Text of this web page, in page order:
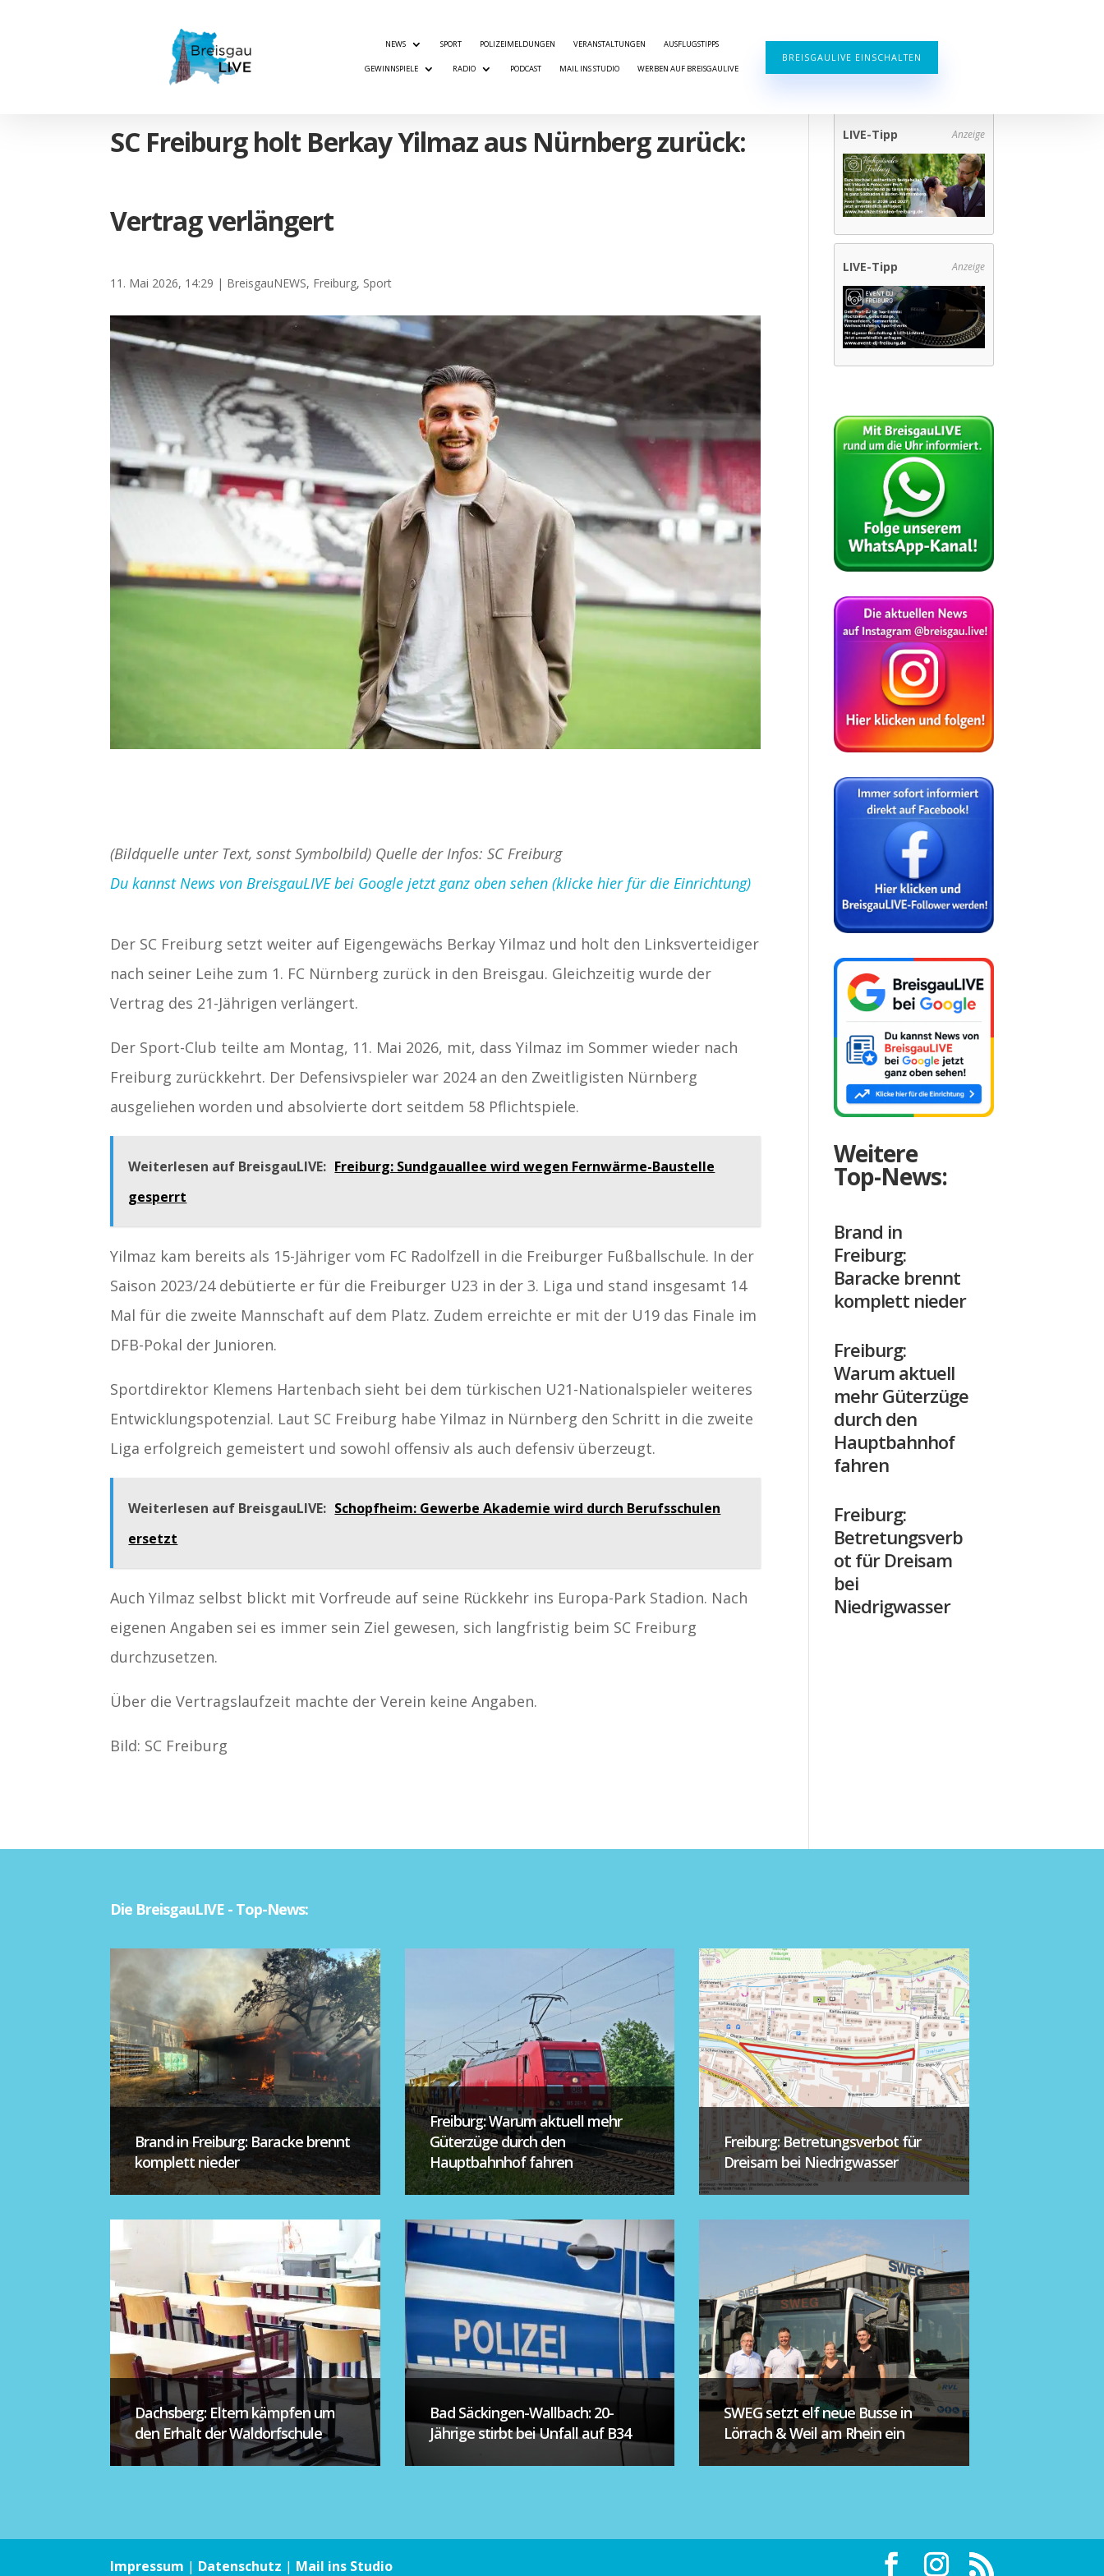
NEWS SPORT POLIZEIMELDUNGEN VERANSTALTUNGEN AUSFLUGSTIPPS
GEWINNSPIELE RADIO PODCAST MAIL INS STUDIO WERBEN AUF BREISGAULIVE
BREISGAULIVE EINSCHALTEN
SC Freiburg holt Berkay Yilmaz aus Nürnberg zurück:
Vertrag verlängert
11. Mai 2026, 14:29 | BreisgauNEWS, Freiburg, Sport
(Bildquelle unter Text, sonst Symbolbild) Quelle der Infos: SC Freiburg
Du kannst News von BreisgauLIVE bei Google jetzt ganz oben sehen (klicke hier für die Einrichtung)
Der SC Freiburg setzt weiter auf Eigengewächs Berkay Yilmaz und holt den Linksverteidiger
nach seiner Leihe zum 1. FC Nürnberg zurück in den Breisgau. Gleichzeitig wurde der
Vertrag des 21-Jährigen verlängert.
Der Sport-Club teilte am Montag, 11. Mai 2026, mit, dass Yilmaz im Sommer wieder nach
Freiburg zurückkehrt. Der Defensivspieler war 2024 an den Zweitligisten Nürnberg
ausgeliehen worden und absolvierte dort seitdem 58 Pflichtspiele.
Weiterlesen auf BreisgauLIVE: Freiburg: Sundgauallee wird wegen Fernwärme-Baustelle
gesperrt
Yilmaz kam bereits als 15-Jähriger vom FC Radolfzell in die Freiburger Fußballschule. In der
Saison 2023/24 debütierte er für die Freiburger U23 in der 3. Liga und stand insgesamt 14
Mal für die zweite Mannschaft auf dem Platz. Zudem erreichte er mit der U19 das Finale im
DFB-Pokal der Junioren.
Sportdirektor Klemens Hartenbach sieht bei dem türkischen U21-Nationalspieler weiteres
Entwicklungspotenzial. Laut SC Freiburg habe Yilmaz in Nürnberg den Schritt in die zweite
Liga erfolgreich gemeistert und sowohl offensiv als auch defensiv überzeugt.
Weiterlesen auf BreisgauLIVE: Schopfheim: Gewerbe Akademie wird durch Berufsschulen
ersetzt
Auch Yilmaz selbst blickt mit Vorfreude auf seine Rückkehr ins Europa-Park Stadion. Nach
eigenen Angaben sei es immer sein Ziel gewesen, sich langfristig beim SC Freiburg
durchzusetzen.
Über die Vertragslaufzeit machte der Verein keine Angaben.
Bild: SC Freiburg
LIVE-Tipp Anzeige
LIVE-Tipp Anzeige
Weitere
Top-News:
Brand in
Freiburg:
Baracke brennt
komplett nieder
Freiburg:
Warum aktuell
mehr Güterzüge
durch den
Hauptbahnhof
fahren
Freiburg:
Betretungsverb
ot für Dreisam
bei
Niedrigwasser
Die BreisgauLIVE - Top-News:
Brand in Freiburg: Baracke brennt
komplett nieder
Freiburg: Warum aktuell mehr
Güterzüge durch den
Hauptbahnhof fahren
Freiburg: Betretungsverbot für
Dreisam bei Niedrigwasser
Dachsberg: Eltern kämpfen um
den Erhalt der Waldorfschule
Bad Säckingen-Wallbach: 20-
Jährige stirbt bei Unfall auf B34
SWEG setzt elf neue Busse in
Lörrach & Weil am Rhein ein
Impressum | Datenschutz | Mail ins Studio